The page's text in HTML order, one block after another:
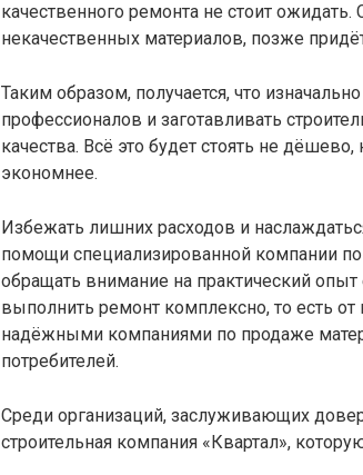
качественного ремонта не стоит
некачественных материалов, позже
Таким образом, получается, что
профессионалов и заготавливать
качества. Всё это будет стоять не
экономнее.
Избежать лишних расходов и
помощи специализированной компании
обращать внимание на практический
выполнить ремонт комплексно, то есть от
надёжными компаниями по продаже
потребителей.
Среди организаций, заслуживающих
строительная компания «Квартал»,